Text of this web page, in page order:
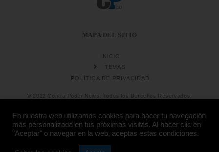
MAPA DEL SITIO
INICIO
TEMAS
POLÍTICA DE PRIVACIDAD
© 2022 Contra Poder News. Todos los Derechos Reservados.
En nuestra web utilizamos cookies para hacer tu navegación
más personalizada en tus próximas visitas. Al hacer clic en
"Aceptar" o navegar en la web, aceptas estas condiciones.